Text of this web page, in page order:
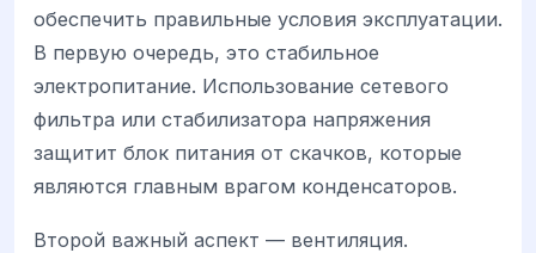
обеспечить правильные условия эксплуатации.
В первую очередь, это стабильное
электропитание. Использование сетевого
фильтра или стабилизатора напряжения
защитит блок питания от скачков, которые
являются главным врагом конденсаторов.
Второй важный аспект — вентиляция.